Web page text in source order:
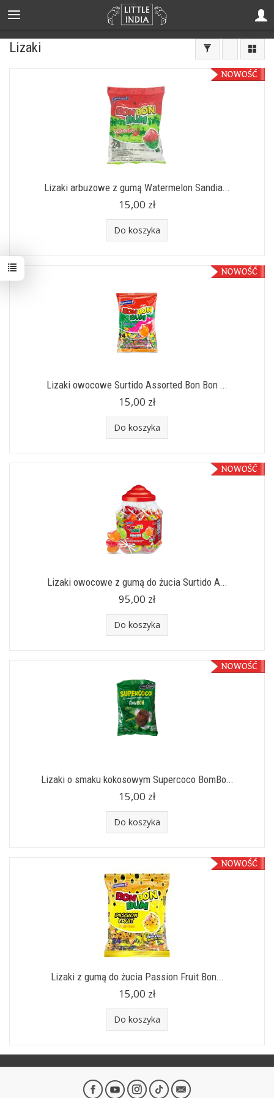
Lizaki
Lizaki arbuzowe z gumą Watermelon Sandia...
15,00 zł
Do koszyka
Lizaki owocowe Surtido Assorted Bon Bon ...
15,00 zł
Do koszyka
Lizaki owocowe z gumą do żucia Surtido A...
95,00 zł
Do koszyka
Lizaki o smaku kokosowym Supercoco BomBo...
15,00 zł
Do koszyka
Lizaki z gumą do żucia Passion Fruit Bon...
15,00 zł
Do koszyka